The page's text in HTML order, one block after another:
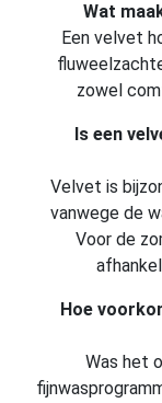
Wat
Een velvet
zowel
Is een
Velvet is
vanwege de
Voor de
Hoe
Was het